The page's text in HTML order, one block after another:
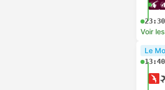
23:30
Voir
Le
13:40